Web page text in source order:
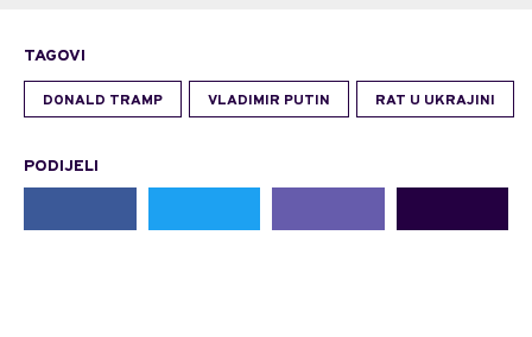
TAGOVI
DONALD TRAMP VLADIMIR PUTIN RAT U UKRAJINI
PODIJELI